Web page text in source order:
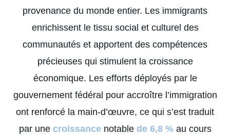
provenance du monde entier. Les immigrants
enrichissent le tissu social et culturel des
communautés et apportent des compétences
précieuses qui stimulent la croissance
économique. Les efforts déployés par le
gouvernement fédéral pour accroître l’immigration
ont renforcé la main-d’œuvre, ce qui s’est traduit
par une croissancenotable de 6,8 %au cours